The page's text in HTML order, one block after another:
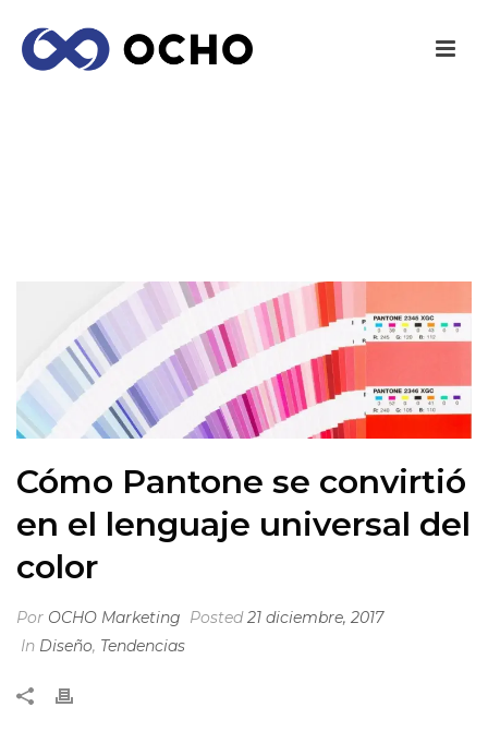
Cómo Pantone se convirtió
en el lenguaje universal del
color
Por OCHO Marketing Posted21 diciembre, 2017
In Diseño, Tendencias